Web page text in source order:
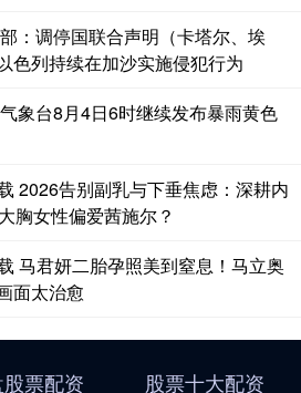
：调停国联合声明（卡塔尔、埃
色列持续在加沙实施侵犯行为
象台8月4日6时继续发布暴雨黄色
2026告别副乳与下垂焦虑：深耕内
胸女性偏爱茜施尔？
马君妍二胎孕照美到窒息！马立奥
面太治愈
票配资 股票十大配资